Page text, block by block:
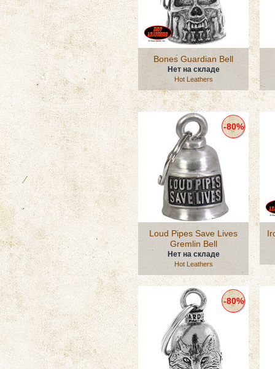
Bones Guardian Bell
Нет на складе
Hot Leathers
Loud Pipes Save Lives
Gremlin Bell
Нет на складе
Hot Leathers
-80%
-80%